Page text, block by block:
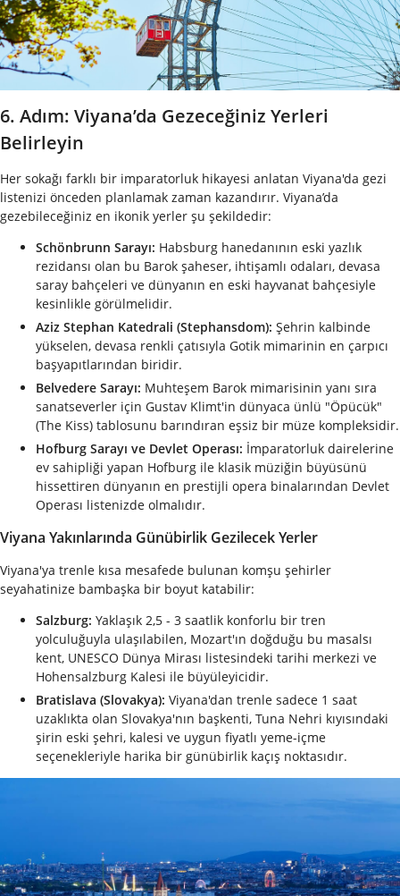
6. Adım: Viyana’da Gezeceğiniz Yerleri
Belirleyin
Her sokağı farklı bir imparatorluk hikayesi anlatan Viyana'da gezi
listenizi önceden planlamak zaman kazandırır. Viyana’da
gezebileceğiniz en ikonik yerler şu şekildedir:
Schönbrunn Sarayı: Habsburg hanedanının eski yazlık
rezidansı olan bu Barok şaheser, ihtişamlı odaları, devasa
saray bahçeleri ve dünyanın en eski hayvanat bahçesiyle
kesinlikle görülmelidir.
Aziz Stephan Katedrali (Stephansdom): Şehrin kalbinde
yükselen, devasa renkli çatısıyla Gotik mimarinin en çarpıcı
başyapıtlarından biridir.
Belvedere Sarayı: Muhteşem Barok mimarisinin yanı sıra
sanatseverler için Gustav Klimt'in dünyaca ünlü "Öpücük"
(The Kiss) tablosunu barındıran eşsiz bir müze kompleksidir.
Hofburg Sarayı ve Devlet Operası: İmparatorluk dairelerine
ev sahipliği yapan Hofburg ile klasik müziğin büyüsünü
hissettiren dünyanın en prestijli opera binalarından Devlet
Operası listenizde olmalıdır.
Viyana Yakınlarında Günübirlik Gezilecek Yerler
Viyana'ya trenle kısa mesafede bulunan komşu şehirler
seyahatinize bambaşka bir boyut katabilir:
Salzburg: Yaklaşık 2,5 - 3 saatlik konforlu bir tren
yolculuğuyla ulaşılabilen, Mozart'ın doğduğu bu masalsı
kent, UNESCO Dünya Mirası listesindeki tarihi merkezi ve
Hohensalzburg Kalesi ile büyüleyicidir.
Bratislava (Slovakya): Viyana'dan trenle sadece 1 saat
uzaklıkta olan Slovakya'nın başkenti, Tuna Nehri kıyısındaki
şirin eski şehri, kalesi ve uygun fiyatlı yeme-içme
seçenekleriyle harika bir günübirlik kaçış noktasıdır.